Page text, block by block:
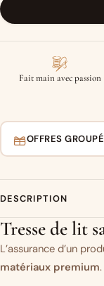
Fait main avec passion
OFFRES
DESCRIPTION
Tresse de lit
L’assurance d’un
matériaux premium.